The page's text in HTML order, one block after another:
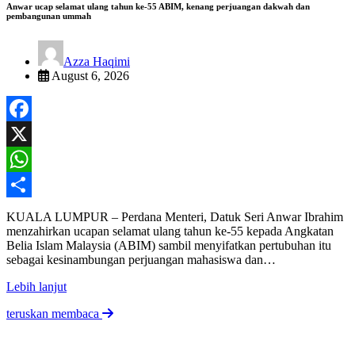
Anwar ucap selamat ulang tahun ke-55 ABIM, kenang perjuangan dakwah dan
pembangunan ummah
Azza Haqimi
August 6, 2026
Facebook
X
WhatsApp
Share
KUALA LUMPUR – Perdana Menteri, Datuk Seri Anwar Ibrahim
menzahirkan ucapan selamat ulang tahun ke-55 kepada Angkatan
Belia Islam Malaysia (ABIM) sambil menyifatkan pertubuhan itu
sebagai kesinambungan perjuangan mahasiswa dan…
Lebih lanjut
teruskan membaca